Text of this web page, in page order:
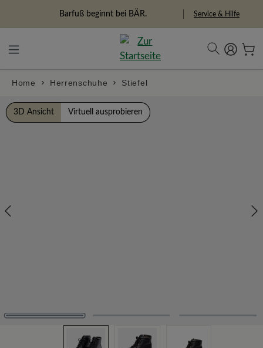
Freiheitspioniere Service & Hilfe
Home Herrenschuhe Stiefel
Bildergalerie überspringen
3D Ansicht Virtuell ausprobieren